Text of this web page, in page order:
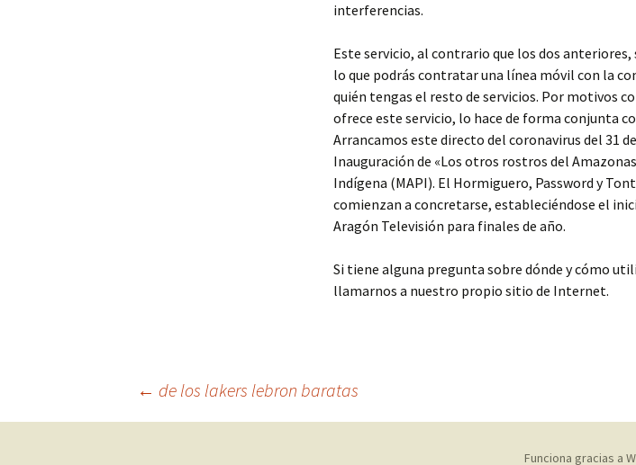
interferencias.
Este servicio, al contrario que los dos
lo que podrás contratar una línea móvil con la
quién tengas el resto de servicios. Por motivos
ofrece este servicio, lo hace de forma conjunta
Arrancamos este directo del coronavirus del 31
Inauguración de «Los otros rostros del
Indígena (MAPI). El Hormiguero, Password y
comienzan a concretarse, estableciéndose el
Aragón Televisión para finales de año.
Si tiene alguna pregunta sobre dónde y cómo
llamarnos a nuestro propio sitio de Internet.
Navegación
← de los lakers lebron baratas
Funciona gracias a